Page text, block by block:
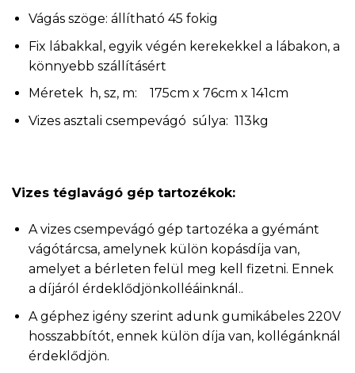
Vágás szöge: állítható 45 fokig
Fix lábakkal, egyik végén kerekekkel a lábakon, a
könnyebb szállításért
Méretek h, sz, m: 175cm x 76cm x 141cm
Vizes asztali csempevágó súlya: 113kg
Vizes téglavágó gép tartozékok:
A vizes csempevágó gép tartozéka a gyémánt
vágótárcsa, amelynek külön kopásdíja van,
amelyet a bérleten felül meg kell fizetni. Ennek
a díjáról érdeklődjönkolléáinknál..
A géphez igény szerint adunk gumikábeles 220V
hosszabbítót, ennek külön díja van, kollégánknál
érdeklődjön.